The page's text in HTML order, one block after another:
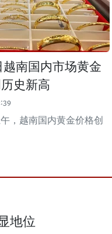
越南国内市场黄金
史新高
，越南国内黄金价格创
地位